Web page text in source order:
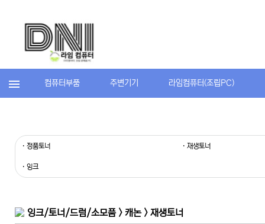
컴퓨터부품 주변기기 라임컴퓨터(조립PC)
· 정품토너 · 재생토너
· 잉크
잉크/토너/드럼/소모품 > 캐논 > 재생토너